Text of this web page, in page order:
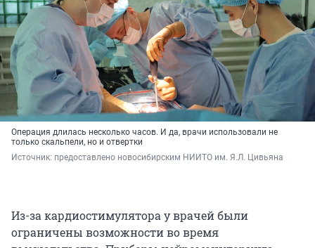
Операция длилась несколько часов. И да, врачи использовали не
только скальпели, но и отвертки
Источник: предоставлено новосибирским НИИТО им. Я.Л. Цивьяна
Из-за кардиостимулятора у врачей были
ограничены возможности во время